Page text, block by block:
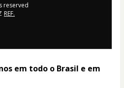
reserved
REF.
em todo o Brasil e em